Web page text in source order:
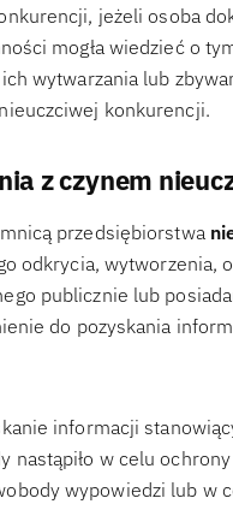
jeżeli osoba
mogła wiedzieć o
wytwarzania lub
konkurencji.
z czynem
przedsiębiorstwa
odkrycia, wytworzenia,
publicznie lub
do pozyskania
informacji
nastąpiło w celu
wypowiedzi lub w